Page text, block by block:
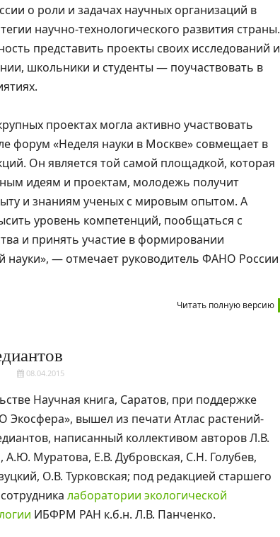
о роли и задачах научных организаций в
научно-технологического развития страны.
представить проекты своих исследований и
школьники и студенты — поучаствовать в
проектах могла активно участвовать
форум «Неделя науки в Москве» совмещает в
Он является той самой площадкой, которая
идеям и проектам, молодежь получит
и знаниям ученых с мировым опытом. А
уровень компетенций, пообщаться с
и принять участие в формировании
науки», — отмечает руководитель ФАНО России
Читать полную версию
08.04.2015
Научная книга, Саратов, при поддержке
вышел из печати Атлас растений-
написанный коллективом авторов Л.В.
А.Ю. Муратова, Е.В. Дубровская, С.Н. Голубев,
О.В. Турковская; под редакцией старшего
лаборатории экологической
ИБФРМ РАН к.б.н. Л.В. Панченко.